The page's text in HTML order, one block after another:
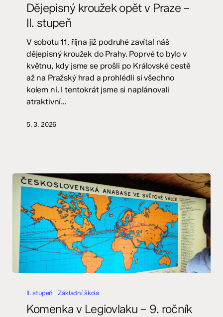
Praze
stupeň
Dějepisný kroužek opět v Praze –
II. stupeň
V sobotu 11. října již podruhé zavítal náš
dějepisný kroužek do Prahy. Poprvé to bylo v
květnu, kdy jsme se prošli po Královské cestě
až na Pražský hrad a prohlédli si všechno
kolem ní. I tentokrát jsme si naplánovali
atraktivní…
5. 3. 2026
II. stupeň Základní škola
Komenka v Legiovlaku – 9. ročník